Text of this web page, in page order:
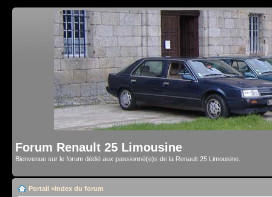
Forum Renault 25 Limousine
Bienvenue sur le forum dédié aux passionné(e)s de la Renault 25 Limousine.
Portail »Index du forum